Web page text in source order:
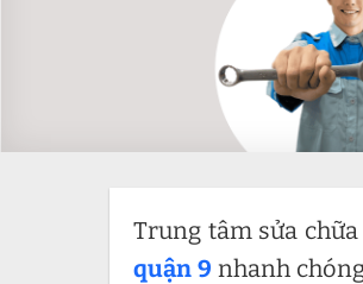
Trung tâm sửa
quận 9 nhanh